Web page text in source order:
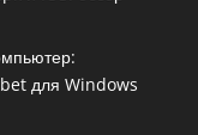
для Windows